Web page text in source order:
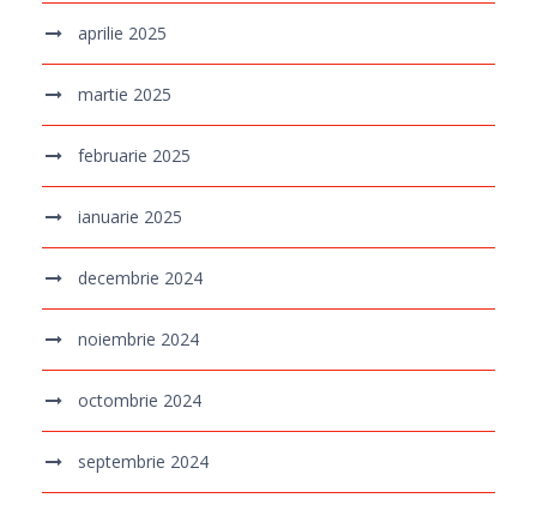
aprilie 2025
martie 2025
februarie 2025
ianuarie 2025
decembrie 2024
noiembrie 2024
octombrie 2024
septembrie 2024